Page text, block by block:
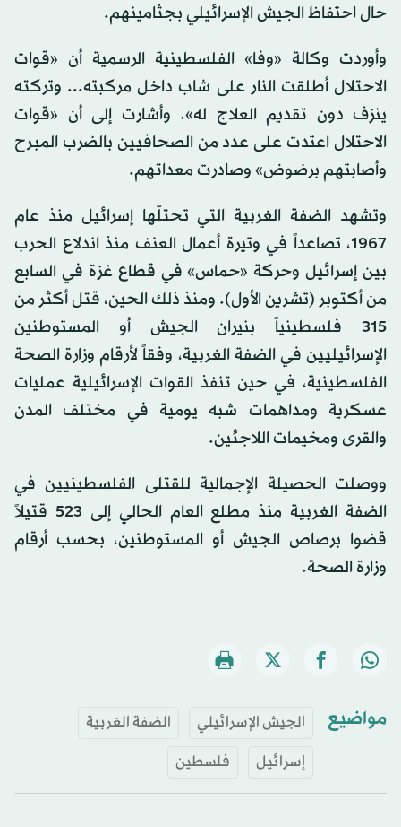
حال احتفاظ الجيش الإسرائيلي بجثامينهم.
وأوردت وكالة «وفا» الفلسطينية الرسمية أن «قوات
الاحتلال أطلقت النار على شاب داخل مركبته... وتركته
ينزف دون تقديم العلاج له». وأشارت إلى أن «قوات
الاحتلال اعتدت على عدد من الصحافيين بالضرب المبرح
وأصابتهم برضوض» وصادرت معداتهم.
وتشهد الضفة الغربية التي تحتلّها إسرائيل منذ عام
1967، تصاعداً في وتيرة أعمال العنف منذ اندلاع الحرب
بين إسرائيل وحركة «حماس» في قطاع غزة في السابع
من أكتوبر (تشرين الأول). ومنذ ذلك الحين، قتل أكثر من
315 فلسطينياً بنيران الجيش أو المستوطنين
الإسرائيليين في الضفة الغربية، وفقاً لأرقام وزارة الصحة
الفلسطينية، في حين تنفذ القوات الإسرائيلية عمليات
عسكرية ومداهمات شبه يومية في مختلف المدن
والقرى ومخيمات اللاجئين.
ووصلت الحصيلة الإجمالية للقتلى الفلسطينيين في
الضفة الغربية منذ مطلع العام الحالي إلى 523 قتيلاً
قضوا برصاص الجيش أو المستوطنين، بحسب أرقام
وزارة الصحة.
مواضيع الجيش الإسرائيلي
الضفة الغربية
إسرائيل
فلسطين